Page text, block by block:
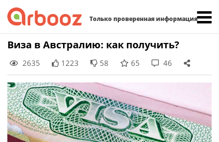
Только проверенная информация
Skip
content
Виза в Австралию: как получить?
2635 1223 58 65 46
Найти: